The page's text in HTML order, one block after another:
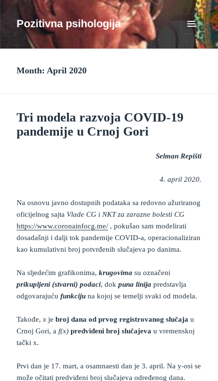
Pozitivna psihologija
MENU
AND
WIDGETS
Month:April 2020
Tri modela razvoja COVID-19
pandemije u Crnoj Gori
Selman Repišti
4. april 2020.
Na osnovu javno dostupnih podataka sa redovno ažuriranog
oficijelnog sajta Vlade CG iNKT za zarazne bolesti CG
https://www.coronainfocg.me/ , pokušao sam modelirati
dosadašnji i dalji tok pandemije COVID-a, operacionaliziran
kao kumulativni broj potvrđenih slučajeva po danima.
Na sljedećim grafikonima,krugovima su označeni
prikupljeni (stvarni) podaci, dokpuna linija predstavlja
odgovarajućufunkciju na kojoj se temelji svaki od modela.
Takođe,x jebroj dana od prvog registrovanog slučaja u
Crnoj Gori, af(x) predviđeni broj slučajeva u vremenskoj
tački x.
Prvi dan je 17. mart, a osamnaesti dan je 3. april. Na y-osi se
može očitati predviđeni broj slučajeva određenog dana.